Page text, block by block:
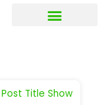
Title Show